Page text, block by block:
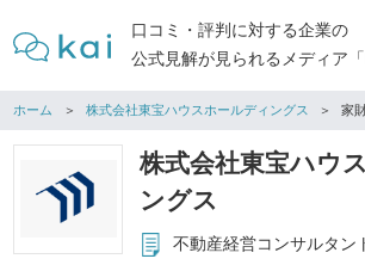
口コミ・評判に対する企業の
公式見解が見られるメディア「
ホーム 株式会社東宝ハウスホールディングス 家
株式会社東宝ハウ
ングス